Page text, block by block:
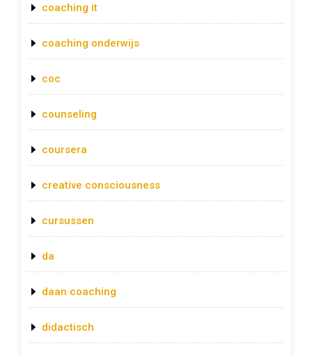
coaching it
coaching onderwijs
coc
counseling
coursera
creative consciousness
cursussen
da
daan coaching
didactisch